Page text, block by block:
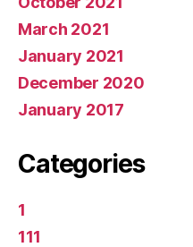
March 2021
January 2021
December 2020
January 2017
Categories
1
111